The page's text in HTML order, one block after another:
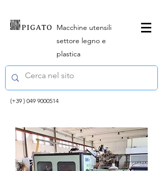
Macchine utensili
settore legno e
plastica
(+39 ) 049 9000514